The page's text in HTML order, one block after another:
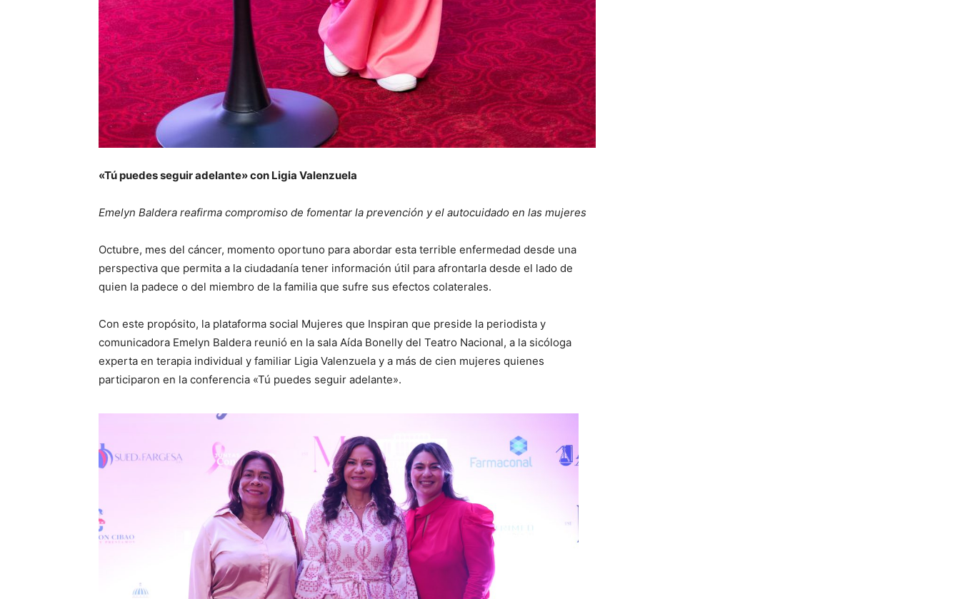
«Tú puedes seguir adelante» con Ligia Valenzuela
Emelyn Baldera reafirma compromiso de fomentar la prevención y el autocuidado en las mujeres
Octubre, mes del cáncer, momento oportuno para abordar esta terrible enfermedad desde una
perspectiva que permita a la ciudadanía tener información útil para afrontarla desde el lado de
quien la padece o del miembro de la familia que sufre sus efectos colaterales.
Con este propósito, la plataforma social Mujeres que Inspiran que preside la periodista y
comunicadora Emelyn Baldera reunió en la sala Aída Bonelly del Teatro Nacional, a la sicóloga
experta en terapia individual y familiar Ligia Valenzuela y a más de cien mujeres quienes
participaron en la conferencia «Tú puedes seguir adelante».